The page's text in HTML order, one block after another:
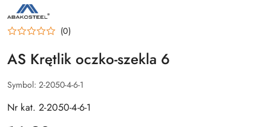
NAZWA
PRODUCENTA:
AS
(0)
AS Krętlik oczko-szekla 6
Symbol: 2-2050-4-6-1
Nr kat. 2-2050-4-6-1